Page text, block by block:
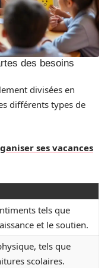
des besoins
divisées en
différents types de
ses vacances
tels que
et le soutien.
tels que
scolaires.